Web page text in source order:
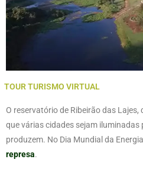
TOUR TURISMO VIRTUAL
O reservatório de Ribeirão das
que várias cidades sejam iluminadas
produzem. No Dia Mundial da
represa.